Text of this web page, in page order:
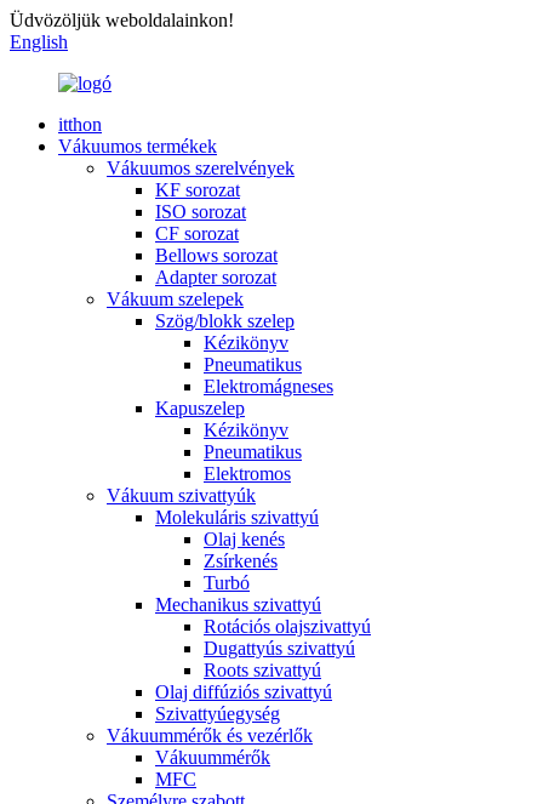
Üdvözöljük weboldalainkon!
English
itthon
Vákuumos termékek
Vákuumos szerelvények
KF sorozat
ISO sorozat
CF sorozat
Bellows sorozat
Adapter sorozat
Vákuum szelepek
Szög/blokk szelep
Kézikönyv
Pneumatikus
Elektromágneses
Kapuszelep
Kézikönyv
Pneumatikus
Elektromos
Vákuum szivattyúk
Molekuláris szivattyú
Olaj kenés
Zsírkenés
Turbó
Mechanikus szivattyú
Rotációs olajszivattyú
Dugattyús szivattyú
Roots szivattyú
Olaj diffúziós szivattyú
Szivattyúegység
Vákuummérők és vezérlők
Vákuummérők
MFC